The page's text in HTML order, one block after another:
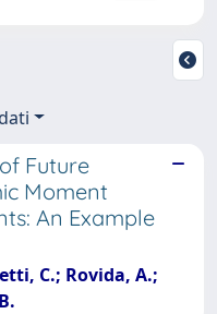
Future
Moment
An Example
C.; Rovida, A.;